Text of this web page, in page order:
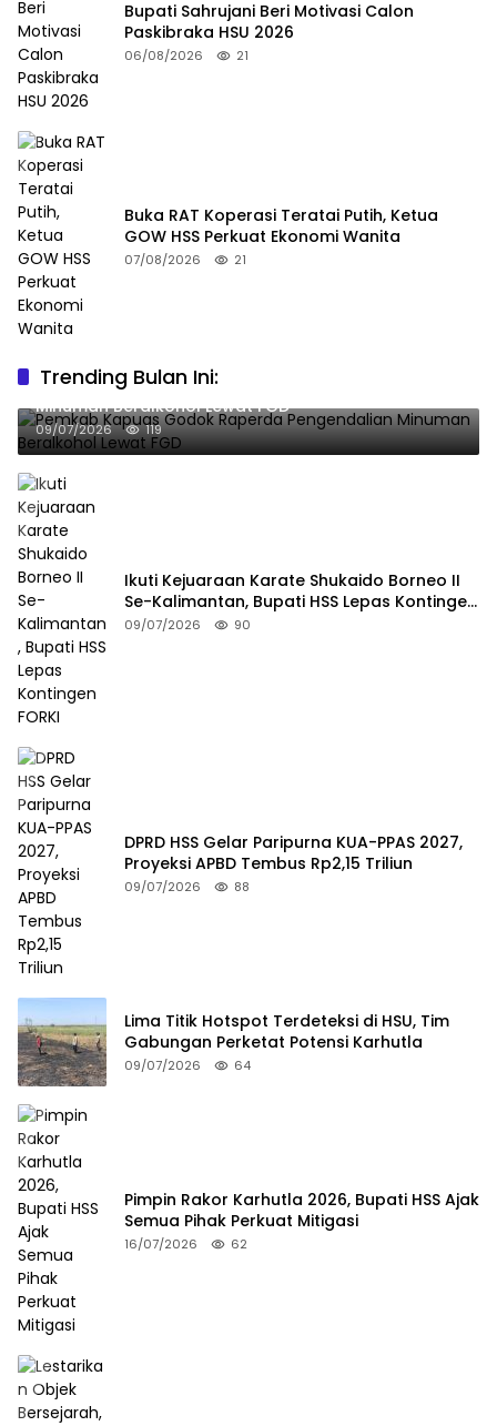
Bupati Sahrujani Beri Motivasi Calon
Paskibraka HSU 2026
06/08/2026 21
Buka RAT Koperasi Teratai Putih, Ketua
GOW HSS Perkuat Ekonomi Wanita
07/08/2026 21
Trending Bulan Ini:
Pemkab Kapuas Godok Raperda Pengendalian
Minuman Beralkohol Lewat FGD
09/07/2026 119
Ikuti Kejuaraan Karate Shukaido Borneo II
Se-Kalimantan, Bupati HSS Lepas Kontingen
FORKI
09/07/2026 90
DPRD HSS Gelar Paripurna KUA-PPAS 2027,
Proyeksi APBD Tembus Rp2,15 Triliun
09/07/2026 88
Lima Titik Hotspot Terdeteksi di HSU, Tim
Gabungan Perketat Potensi Karhutla
09/07/2026 64
Pimpin Rakor Karhutla 2026, Bupati HSS Ajak
Semua Pihak Perkuat Mitigasi
16/07/2026 62